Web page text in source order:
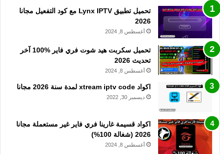
تحميل تطبيق Lynx IPTV مع كود التفعيل مجانا
2026
أغسطس 8, 2024
تحميل سكربت هيد شوت فري فاير %100 آخر
تحديث 2026
أغسطس 8, 2024
اكواد xtream iptv code لمدة سنة 2026 مجانا
ديسمبر 30, 2022
اكواد قسيمة غارينا فري فاير غير مستعملة مجانا
2026 (شغالة 100%)
أغسطس 8, 2024